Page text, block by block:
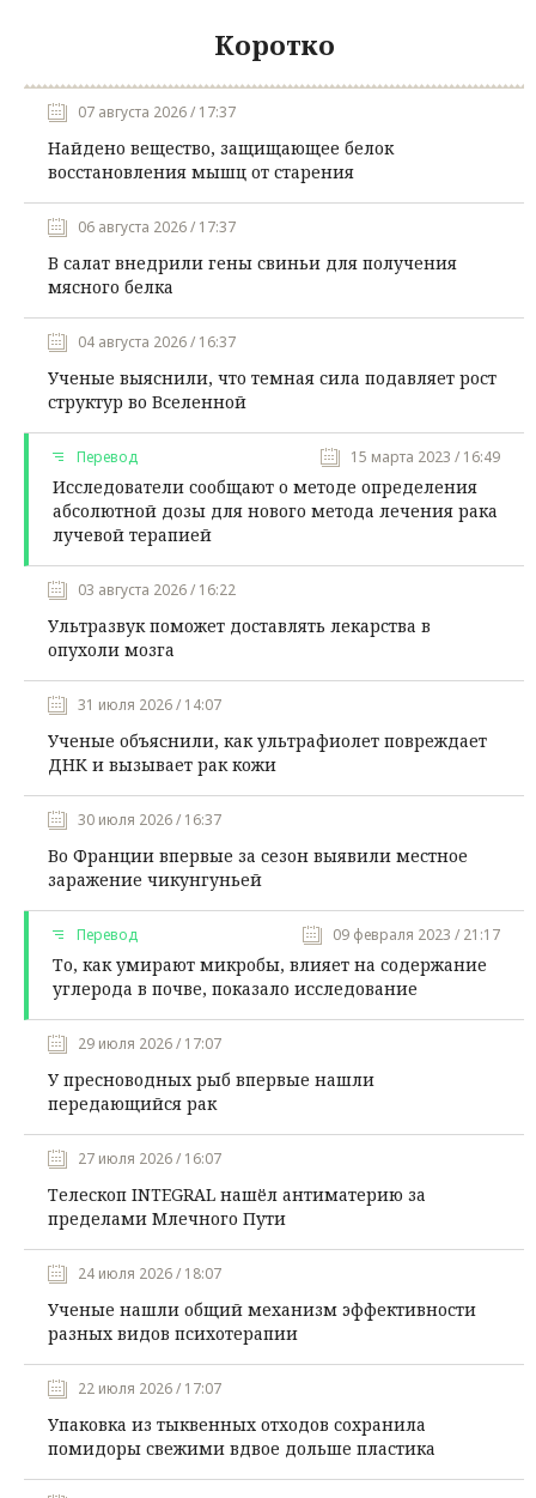
Коротко
07 августа 2026 / 17:37
Найдено вещество, защищающее белок
восстановления мышц от старения
06 августа 2026 / 17:37
В салат внедрили гены свиньи для получения
мясного белка
04 августа 2026 / 16:37
Ученые выяснили, что темная сила подавляет рост
структур во Вселенной
Перевод 15 марта 2023 / 16:49
Исследователи сообщают о методе определения
абсолютной дозы для нового метода лечения рака
лучевой терапией
03 августа 2026 / 16:22
Ультразвук поможет доставлять лекарства в
опухоли мозга
31 июля 2026 / 14:07
Ученые объяснили, как ультрафиолет повреждает
ДНК и вызывает рак кожи
30 июля 2026 / 16:37
Во Франции впервые за сезон выявили местное
заражение чикунгуньей
Перевод 09 февраля 2023 / 21:17
То, как умирают микробы, влияет на содержание
углерода в почве, показало исследование
29 июля 2026 / 17:07
У пресноводных рыб впервые нашли
передающийся рак
27 июля 2026 / 16:07
Телескоп INTEGRAL нашёл антиматерию за
пределами Млечного Пути
24 июля 2026 / 18:07
Ученые нашли общий механизм эффективности
разных видов психотерапии
22 июля 2026 / 17:07
Упаковка из тыквенных отходов сохранила
помидоры свежими вдвое дольше пластика